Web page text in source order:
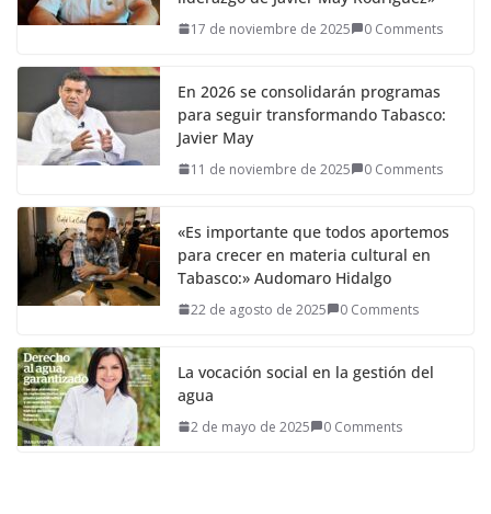
17 de noviembre de 2025 0 Comments
En 2026 se consolidarán programas
para seguir transformando Tabasco:
Javier May
11 de noviembre de 2025 0 Comments
«Es importante que todos aportemos
para crecer en materia cultural en
Tabasco:» Audomaro Hidalgo
22 de agosto de 2025 0 Comments
La vocación social en la gestión del
agua
2 de mayo de 2025 0 Comments